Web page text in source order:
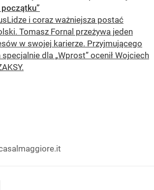
początku”
i coraz ważniejsza postać
Tomasz Fornal przeżywa jeden
w swojej karierze. Przyjmującego
specjalnie dla „Wprost” ocenił Wojciech